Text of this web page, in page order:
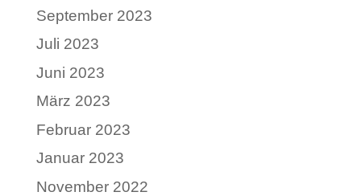
September 2023
Juli 2023
Juni 2023
März 2023
Februar 2023
Januar 2023
November 2022